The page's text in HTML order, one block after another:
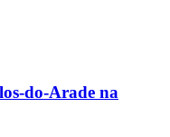
do-Arade na